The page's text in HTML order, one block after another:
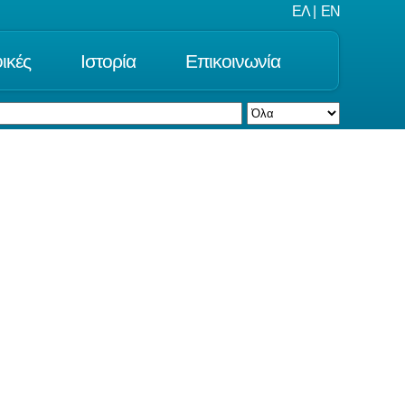
ΕΛ EN
Ιστορία Επικοινωνία